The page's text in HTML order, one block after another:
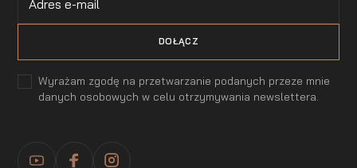
Wyrażam zgodę na przetwarzanie podanych przeze mnie
danych osobowych w celu otrzymywania newslettera.